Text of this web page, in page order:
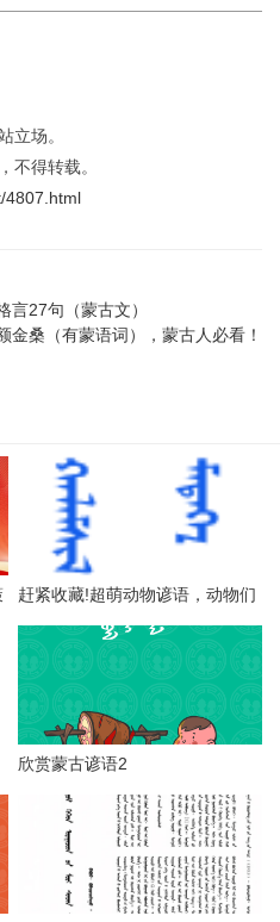
立场。
不得转载。
4807.html
27句（蒙古文）
金桑（有蒙语词），蒙古人必看！
赶紧收藏!超萌动物谚语，动物们
更呆萌可爱！
欣赏蒙古谚语2